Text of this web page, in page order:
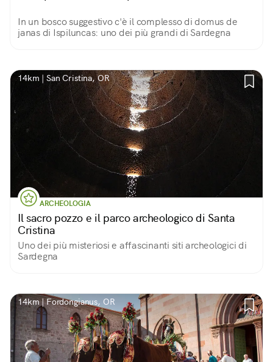
In un bosco suggestivo c'è il complesso di domus de
janas di Ispiluncas: uno dei più grandi di Sardegna
14km | San Cristina, OR
ARCHEOLOGIA
Il sacro pozzo e il parco archeologico di Santa
Cristina
Uno dei più misteriosi e affascinanti siti archeologici di
Sardegna
14km | Fordongianus, OR